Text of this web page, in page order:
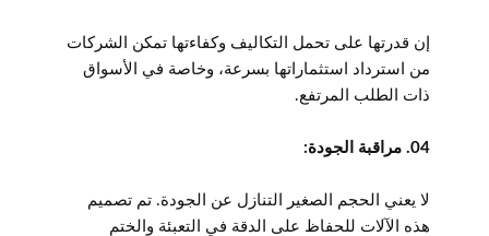
إن قدرتها على تحمل التكاليف وكفاءتها تمكن الشركات
من استرداد استثماراتها بسرعة، وخاصة في الأسواق
ذات الطلب المرتفع.
04. مراقبة الجودة:
لا يعني الحجم الصغير التنازل عن الجودة. تم تصميم
هذه الآلات للحفاظ على الدقة في التعبئة والختم